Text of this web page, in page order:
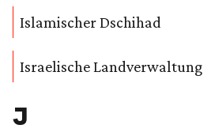
Islamischer Dschihad
Israelische Landverwaltung
J